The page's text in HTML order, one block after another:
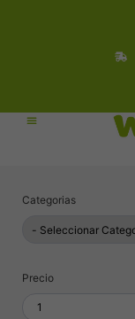
Categorias
Precio